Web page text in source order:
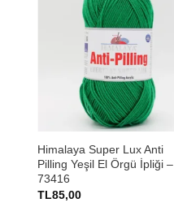
Himalaya Super Lux Anti
Pilling Yeşil El Örgü İpliği –
73416
TL85,00